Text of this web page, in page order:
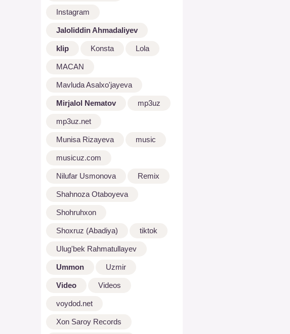
Instagram
Jaloliddin Ahmadaliyev
klip Konsta Lola
MACAN
Mavluda Asalxo'jayeva
Mirjalol Nematov mp3uz
mp3uz.net
Munisa Rizayeva music
musicuz.com
Nilufar Usmonova Remix
Shahnoza Otaboyeva
Shohruhxon
Shoxruz (Abadiya) tiktok
Ulug'bek Rahmatullayev
Ummon Uzmir
Video Videos
voydod.net
Xon Saroy Records